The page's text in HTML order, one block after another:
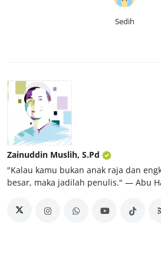
Sedih
Zainuddin Muslih, S.Pd
"Kalau kamu bukan anak raja dan
besar, maka jadilah penulis." ― Abu